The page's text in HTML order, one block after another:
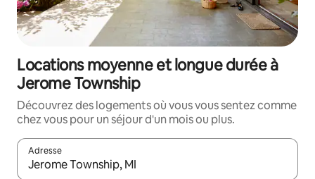
Locations moyenne et longue durée à
Jerome Township
Découvrez des logements où vous vous sentez comme
chez vous pour un séjour d'un mois ou plus.
Adresse
Lorsque les résultats s'affichent, utilisez les flèches vers le